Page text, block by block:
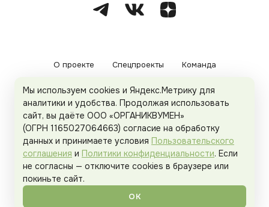
О проекте Спецпроекты Команда
Рекламодателям Политика конфиденциальности
Пользовательское соглашение
Organicwoman.ru . Все права защищены.
Мы используем cookies и Яндекс.Метрику для
аналитики и удобства. Продолжая использовать
сайт, вы даёте ООО «ОРГАНИКВУМЕН»
(ОГРН 1165027064663) согласие на обработку
данных и принимаете условия Пользовательского
соглашения и Политики конфиденциальности. Если
не согласны — отключите cookies в браузере или
покиньте сайт.
ОК